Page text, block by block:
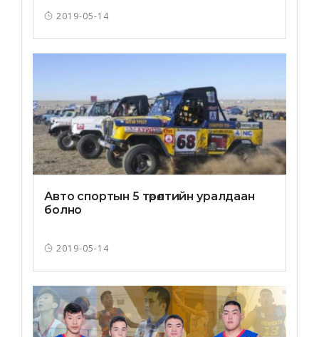
2019-05-14
Авто спортын 5 төрөлтийн уралдаан
болно
2019-05-14